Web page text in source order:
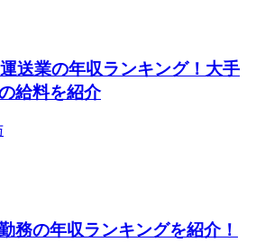
運送業の年収ランキング！大手
給料を紹介
務の年収ランキングを紹介！